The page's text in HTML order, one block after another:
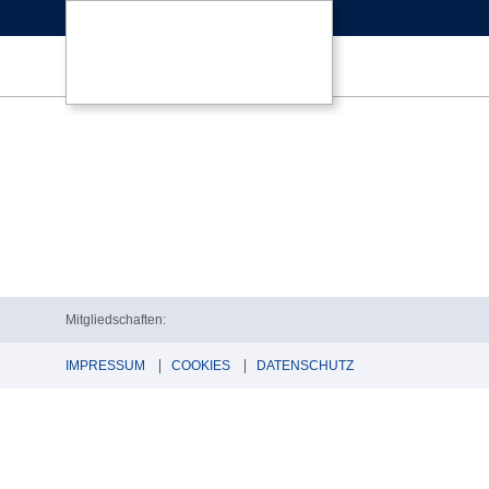
Mitgliedschaften:
IMPRESSUM COOKIES DATENSCHUTZ